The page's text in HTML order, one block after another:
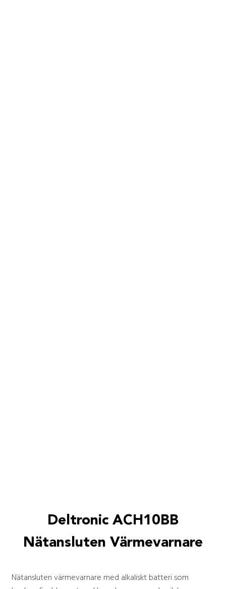
Deltronic ACH10BB
Nätansluten Värmevarnare
Nätansluten värmevarnare med alkaliskt batteri som